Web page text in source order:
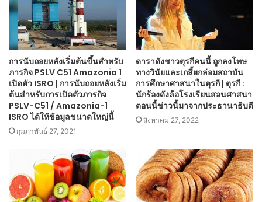
การนับถอยหลังเริ่มต้นขึ้นสำหรับ
ภารกิจ PSLV C51 Amazonia 1
เปิดตัว ISRO | การนับถอยหลังเริ่ม
ต้นสำหรับการเปิดตัวภารกิจ
PSLV-C51 / Amazonia-1
ISRO ได้ให้ข้อมูลขนาดใหญ่นี้
กุมภาพันธ์ 27, 2021
ดาราดังชาวตุรกีคนนี้ ถูกลงโทษ
ทางวินัยและเกลี้ยกล่อมสถาบัน
การศึกษาศาสนาในตุรกี | ตุรกี :
นักร้องดังล้อโรงเรียนสอนศาสนา
ตอนนี้ข่าวนี้มาจากประธานาธิบดี
สิงหาคม 27, 2022